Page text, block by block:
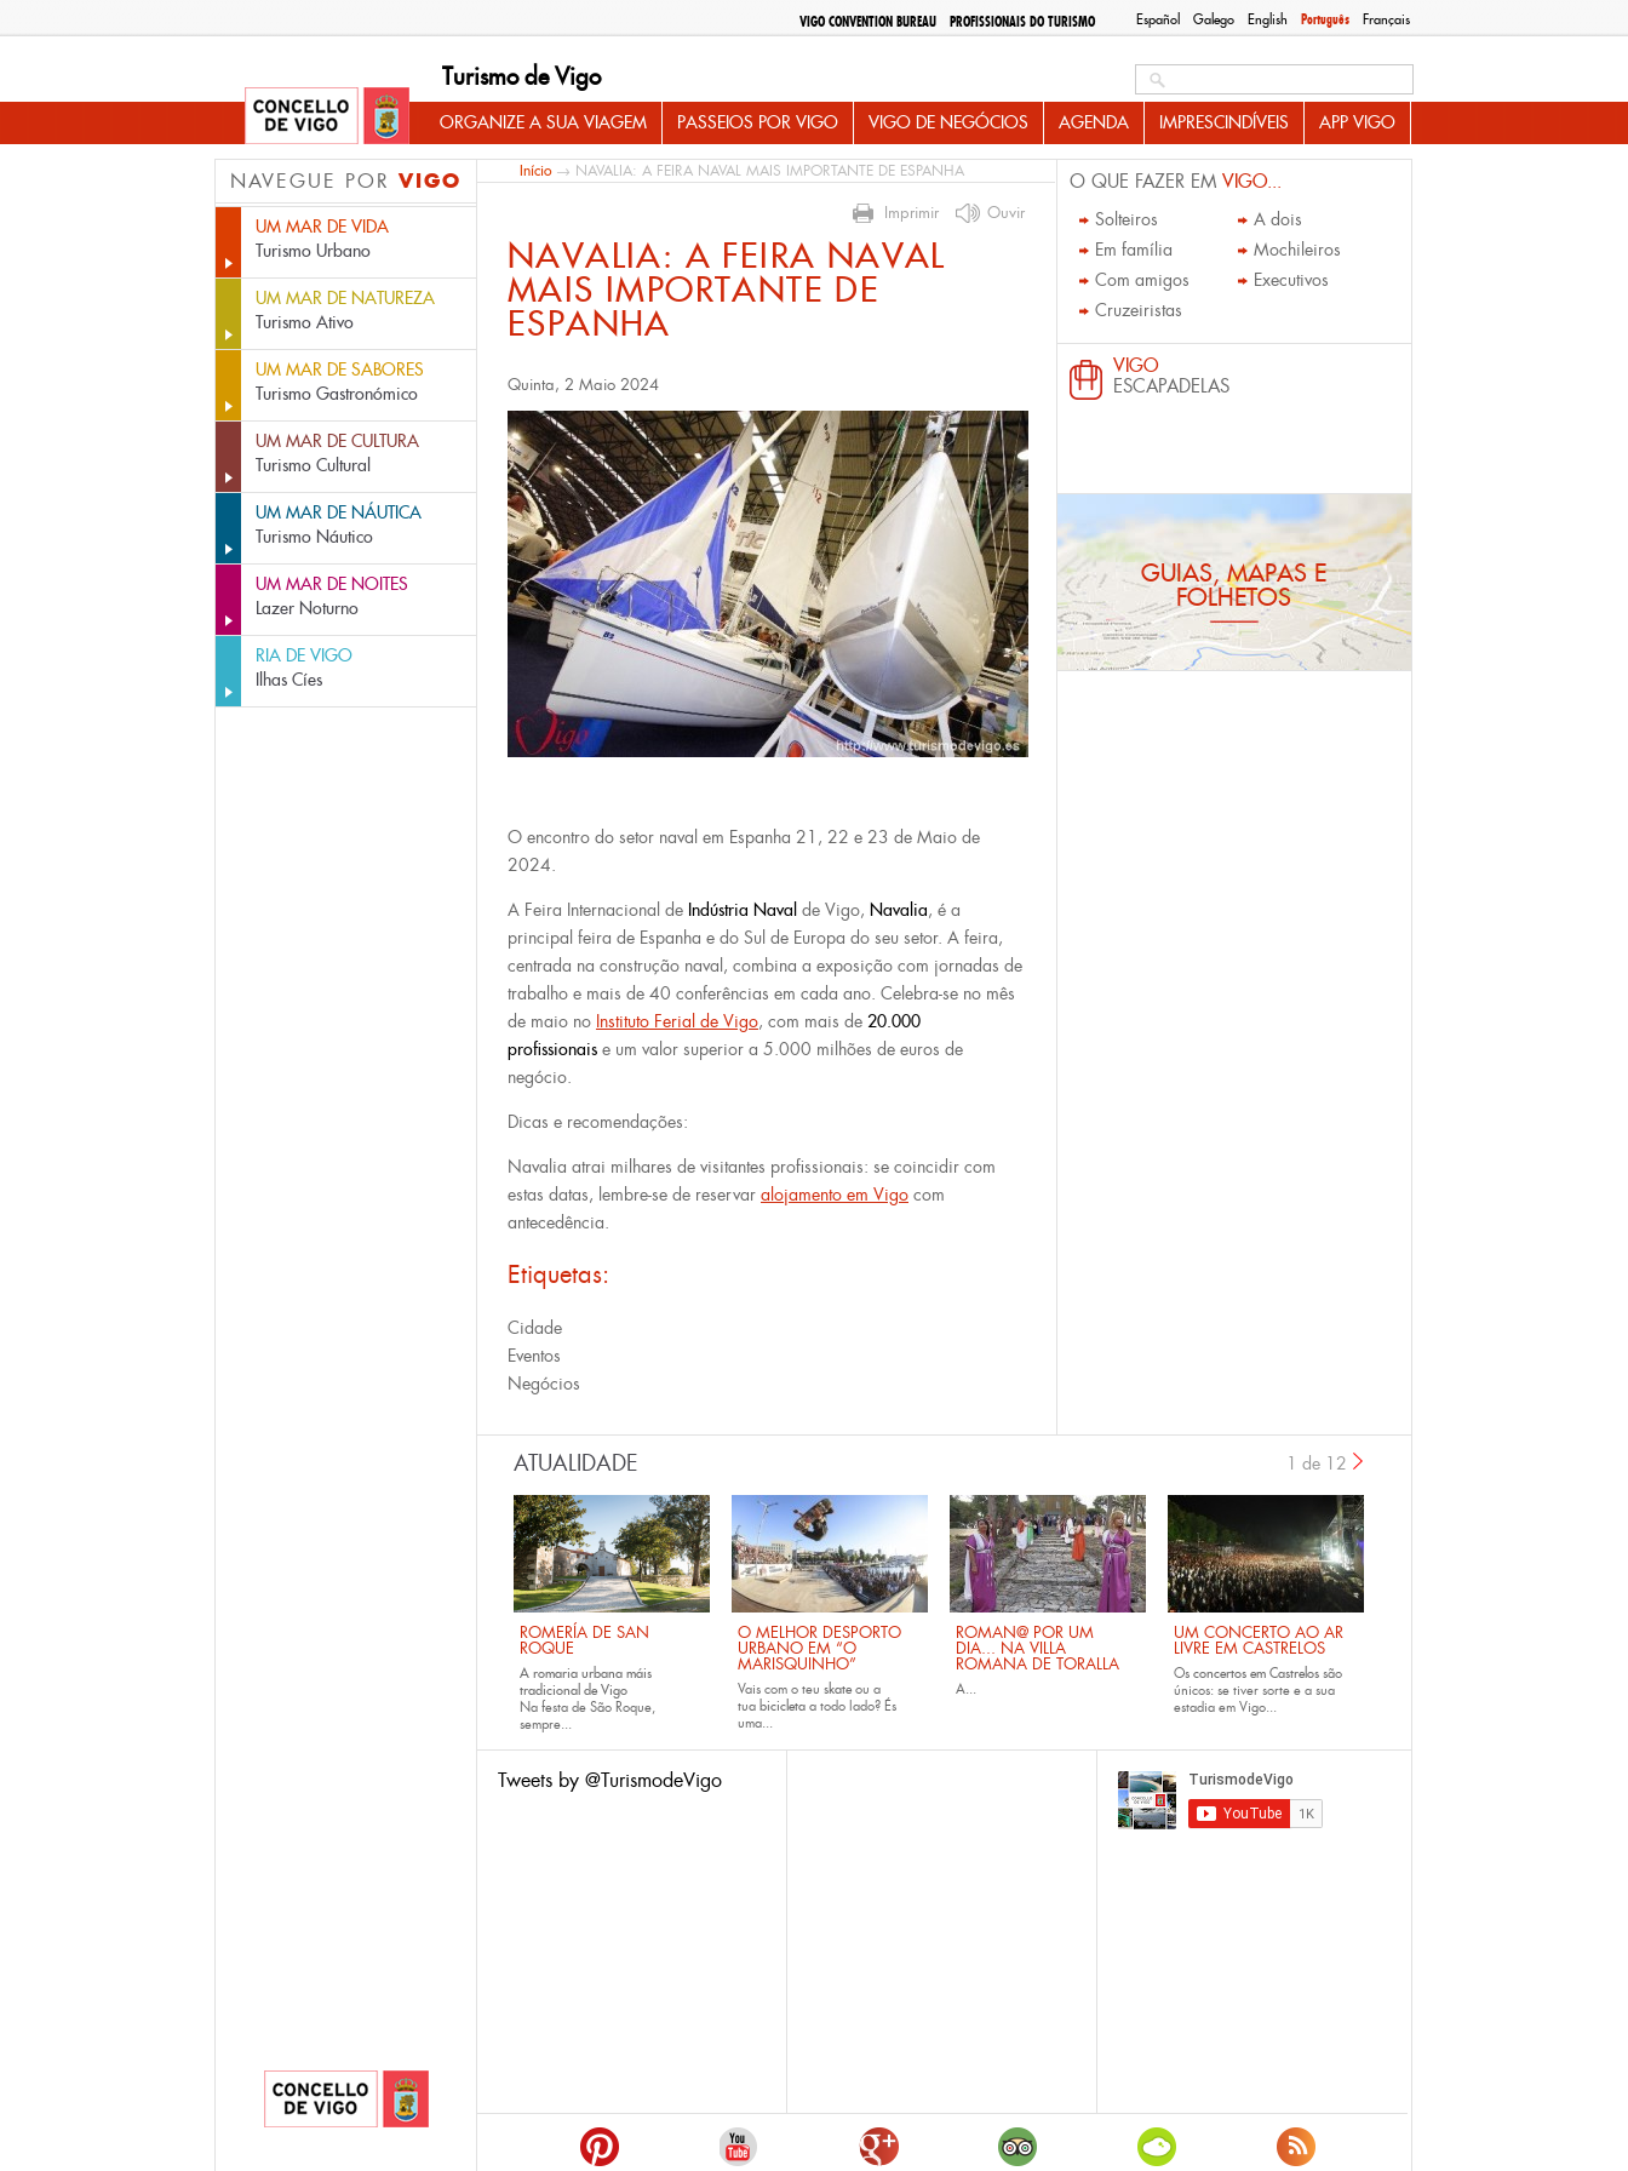
Español Galego English Português Français
VIGO CONVENTION BUREAU PROFISSIONAIS DO TURISMO
Turismo de Vigo
ORGANIZE A SUA VIAGEM PASSEIOS POR VIGO VIGO DE NEGÓCIOS AGENDA IMPRESCINDÍVEIS APP VIGO
NAVEGUE POR VIGO
UM MAR DE VIDA
Turismo Urbano
UM MAR DE NATUREZA
Turismo Ativo
UM MAR DE SABORES
Turismo Gastronómico
UM MAR DE CULTURA
Turismo Cultural
UM MAR DE NÁUTICA
Turismo Náutico
UM MAR DE NOITES
Lazer Noturno
RIA DE VIGO
Ilhas Cíes
Início→ NAVALIA: A FEIRA NAVAL MAIS IMPORTANTE DE ESPANHA
Imprimir Ouvir
NAVALIA: A FEIRA NAVAL
MAIS IMPORTANTE DE
ESPANHA
Quinta, 2 Maio 2024
O encontro do setor naval em Espanha 21, 22 e 23 de Maio de
2024.
A Feira Internacional de Indústria Naval de Vigo, Navalia, é a
principal feira de Espanha e do Sul de Europa do seu setor. A feira,
centrada na construção naval, combina a exposição com jornadas de
trabalho e mais de 40 conferências em cada ano. Celebra-se no mês
de maio no Instituto Ferial de Vigo, com mais de 20.000
profissionais e um valor superior a 5.000 milhões de euros de
negócio.
Dicas e recomendações:
Navalia atrai milhares de visitantes profissionais: se coincidir com
estas datas, lembre-se de reservar alojamento em Vigo com
antecedência.
Etiquetas:
Cidade
Eventos
Negócios
O QUE FAZER EM VIGO...
Solteiros
A dois
Em família
Mochileiros
Com amigos
Executivos
Cruzeiristas
VIGO
ESCAPADELAS
GUIAS, MAPAS E
FOLHETOS
ATUALIDADE
ROMERÍA DE SAN
ROQUE
A romaria urbana máis
tradicional de Vigo
Na festa de São Roque,
sempre...
O MELHOR DESPORTO
URBANO EM “O
MARISQUINHO”
Vais com o teu skateou a
tua bicicleta a todo lado? És
uma...
ROMAN@ POR UM
DIA... NA VILLA
ROMANA DE TORALLA
A...
UM CONCERTO AO AR
LIVRE EM CASTRELOS
Os concertos em Castrelos são
únicos: se tiver sorte e a sua
estadia em Vigo...
1 de 12
Tweets by @TurismodeVigo